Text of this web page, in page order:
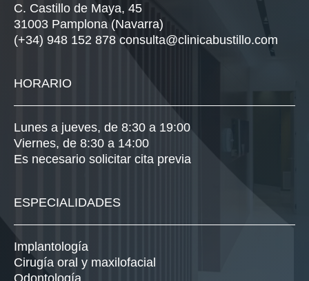
C. Castillo de Maya, 45
31003 Pamplona (Navarra)
(+34) 948 152 878 consulta@clinicabustillo.com
HORARIO
Lunes a jueves, de 8:30 a 19:00
Viernes, de 8:30 a 14:00
Es necesario solicitar cita previa
ESPECIALIDADES
Implantología
Cirugía oral y maxilofacial
Odontología